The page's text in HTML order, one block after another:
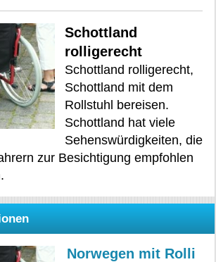
Schottland
rolligerecht
Schottland rolligerecht,
Schottland mit dem
Rollstuhl bereisen.
Schottland hat viele
Sehenswürdigkeiten, die
zur Besichtigung empfohlen
Norwegen mit Rolli